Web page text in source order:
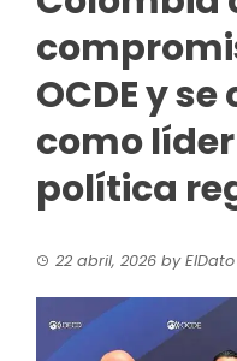
OCDE y
como
política
22 abril, 2026 byElDato